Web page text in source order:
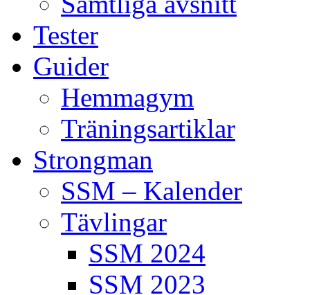
Tester
Guider
Hemmagym
Träningsartiklar
Strongman
SSM – Kalender
Tävlingar
SSM 2024
SSM 2023